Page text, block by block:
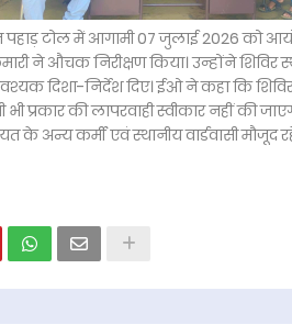
टोल में आगामी 07 जुलाई 2026 को
कुमारी ने औचक निरीक्षण किया। उन्होंने
दिशा-निर्देश दिए। ईओ ने कहा कि
प्रकार की लापरवाही स्वीकार नहीं की
अन्य कर्मी एवं स्थानीय वार्डवासी मौजूद